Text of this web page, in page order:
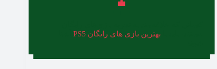
بهترین بازی های رایگان PS5